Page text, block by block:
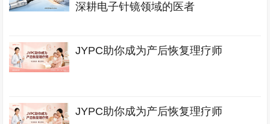
深耕电子针镜领域的医者
JYPC助你成为产后恢复理疗师
JYPC助你成为产后恢复理疗师